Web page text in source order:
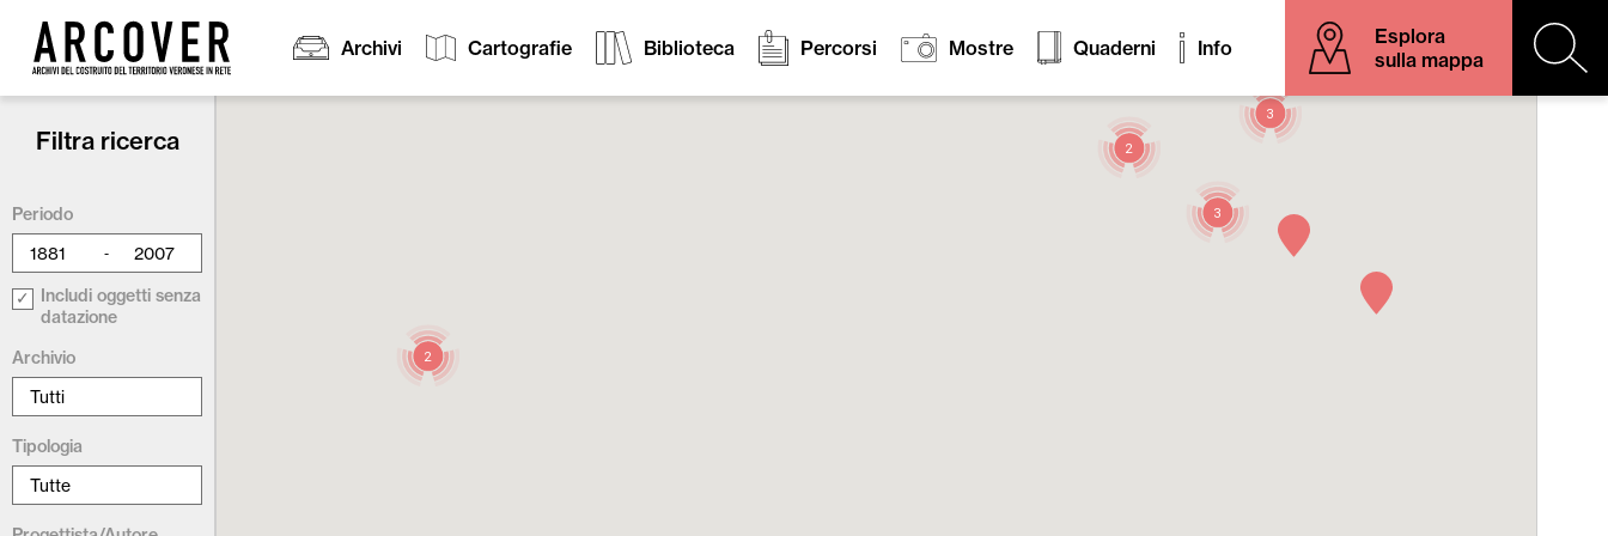
Archivi Cartografie Biblioteca Percorsi Mostre Quaderni Info
Esplora
sulla mappa
3
2
3
2
Filtra ricerca
Periodo
-
Includi oggetti senza
datazione
Archivio
Tipologia